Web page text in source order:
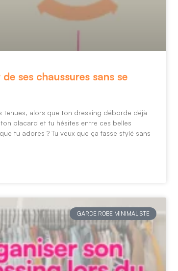
ses chaussures sans se
tenues, alors que ton dressing déborde déjà
placard et tu hésites entre ces belles
tu adores ? Tu veux que ça fasse stylé sans
GARDE ROBE MINIMALISTE